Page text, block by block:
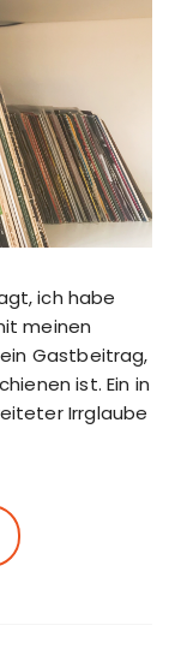
ich habe
meinen
Gastbeitrag,
ist. Ein in
Irrglaube